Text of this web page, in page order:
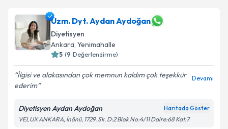
Uzm. Dyt. Aydan Aydoğan
Diyetisyen
Ankara, Yenimahalle
5 (9 Değerlendirme)
İlgisi ve alakasından çok memnun kaldım çok teşekkür
ederim
Devamı
Diyetisyen Aydan Aydoğan Haritada Göster
VELUX ANKARA, İnönü, 1729. Sk. D:2 Blok No:4/11 Daire:68 Kat:7